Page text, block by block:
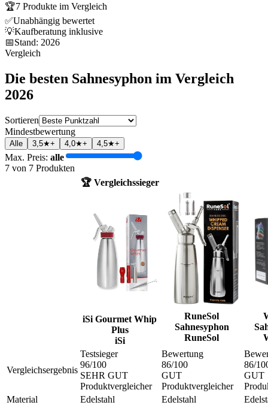
🏆7 Produkte im Vergleich
✅Unabhängig bewertet
💡Kaufberatung inklusive
📅Stand: 2026
Vergleich
Die besten Sahnesyphon im Vergleich
2026
Sortieren
Mindestbewertung
Alle 3,5★+ 4,0★+ 4,5★+
Max. Preis: alle
7 von 7 Produkten
🏆 Vergleichssieger
iSi Gourmet Whip
Plus
iSi
RuneSol
Sahnesyphon
RuneSol
Vergleichsergebnis
Testsieger
96/100
SEHR GUT
Produktvergleicher
Bewertung
86/100
GUT
Produktvergleicher
86/
GUT
Material
Edelstahl Edelstahl